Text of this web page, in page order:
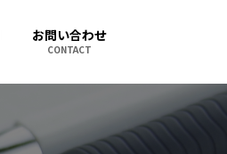
お問い合わせ
CONTACT